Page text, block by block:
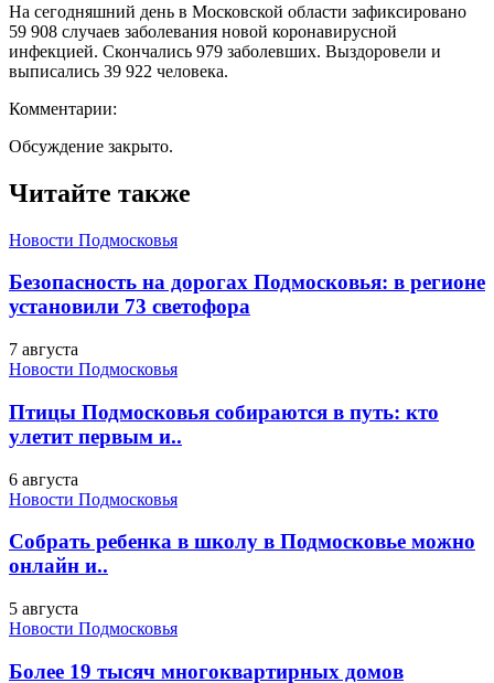
На сегодняшний день в Московской области зафиксировано
59 908 случаев заболевания новой коронавирусной
инфекцией. Скончались 979 заболевших. Выздоровели и
выписались 39 922 человека.
Комментарии:
Обсуждение закрыто.
Читайте также
Новости Подмосковья
Безопасность на дорогах Подмосковья: в регионе
установили 73 светофора
7 августа
Новости Подмосковья
Птицы Подмосковья собираются в путь: кто
улетит первым и..
6 августа
Новости Подмосковья
Собрать ребенка в школу в Подмосковье можно
онлайн и..
5 августа
Новости Подмосковья
Более 19 тысяч многоквартирных домов